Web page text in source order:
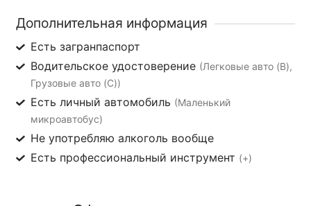
Дополнительная информация
Есть загранпаспорт
Водительское удостоверение (Легковые авто (B),
Грузовые авто (C))
Есть личный автомобиль (Маленький
микроавтобус)
Не употребляю алкоголь вообще
Есть профессиональный инструмент (+)